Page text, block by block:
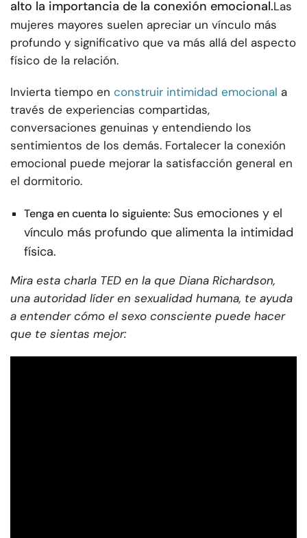
alto la importancia de la conexión emocional.Las
mujeres mayores suelen apreciar un vínculo más
profundo y significativo que va más allá del aspecto
físico de la relación.
Invierta tiempo en construir intimidad emocional a
través de experiencias compartidas,
conversaciones genuinas y entendiendo los
sentimientos de los demás. Fortalecer la conexión
emocional puede mejorar la satisfacción general en
el dormitorio.
Tenga en cuenta lo siguiente: Sus emociones y el
vínculo más profundo que alimenta la intimidad
física.
Mira esta charla TED en la que Diana Richardson,
una autoridad líder en sexualidad humana, te ayuda
a entender cómo el sexo consciente puede hacer
que te sientas mejor: